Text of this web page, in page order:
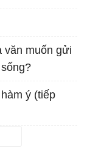
văn muốn gửi
ý (tiếp